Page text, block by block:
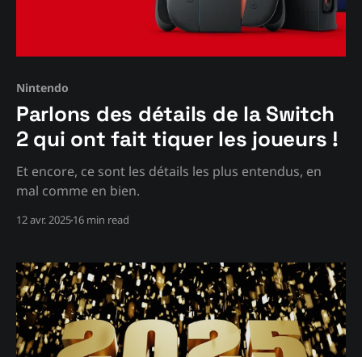
Nintendo
Parlons des détails de la Switch
2 qui ont fait tiquer les joueurs !
Et encore, ce sont les détails les plus entendus, en
mal comme en bien.
12 avr. 202516 min read